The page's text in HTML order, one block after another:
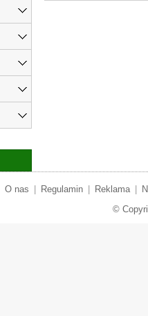
O nas Regulamin Reklama
©